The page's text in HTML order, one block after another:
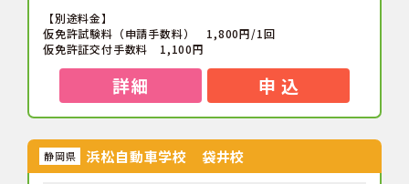
【別途料金】
仮免許試験料（申請手数料） 1,800円/1回
仮免許証交付手数料 1,100円
詳細 申 込
静岡県 浜松自動車学校 袋井校